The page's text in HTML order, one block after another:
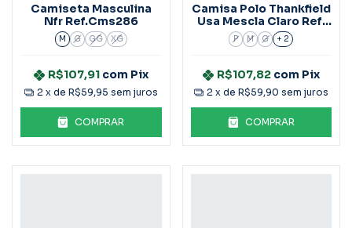
Camiseta Masculina
Nfr Ref.Cms286
M G GG XG
R$107,91 com Pix
2 x de R$59,95 sem juros
COMPRAR
Camisa Polo Thankfield
Usa Mescla Claro Ref.
2407
P M G + 2
R$107,82 com Pix
2 x de R$59,90 sem juros
COMPRAR